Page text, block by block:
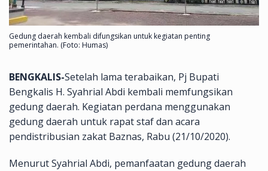
Gedung daerah kembali difungsikan untuk kegiatan penting
pemerintahan. (Foto: Humas)
BENGKALIS-Setelah lama terabaikan, Pj Bupati
Bengkalis H. Syahrial Abdi kembali memfungsikan
gedung daerah. Kegiatan perdana menggunakan
gedung daerah untuk rapat staf dan acara
pendistribusian zakat Baznas, Rabu (21/10/2020).
Menurut Syahrial Abdi, pemanfaatan gedung daerah